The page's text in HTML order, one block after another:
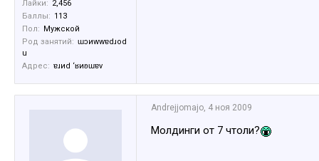
Лайки: 2,456
Баллы: 113
Пол:
Мужской
Род занятий: ɯɔиwwɐdɹоd
u
Адрес: ɐɹиd ‘ʁиʚɯɐv
Andrejjomajo, 4 ноя 2009
Молдинги от 7 чтоли?